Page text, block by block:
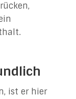
ist er hier